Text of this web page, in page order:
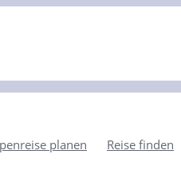
planen Reise finden